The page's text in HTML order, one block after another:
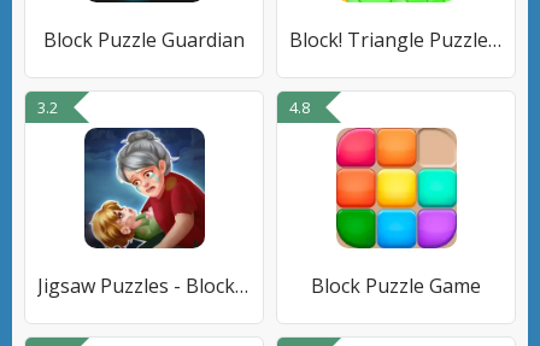
Block Puzzle Guardian Block! Triangle Puzzle Tangram
3.2
Jigsaw Puzzles - Block Puzzle
4.8
Block Puzzle Game